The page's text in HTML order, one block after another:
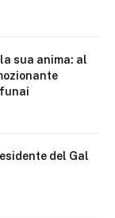
sua anima: al
del Gal